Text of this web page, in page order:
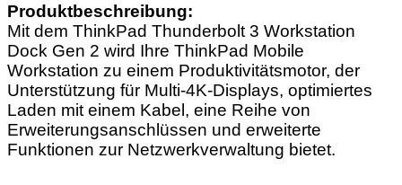
Produktbeschreibung:
Mit dem ThinkPad Thunderbolt 3 Workstation
Dock Gen 2 wird Ihre ThinkPad Mobile
Workstation zu einem Produktivitätsmotor, der
Unterstützung für Multi-4K-Displays, optimiertes
Laden mit einem Kabel, eine Reihe von
Erweiterungsanschlüssen und erweiterte
Funktionen zur Netzwerkverwaltung bietet.